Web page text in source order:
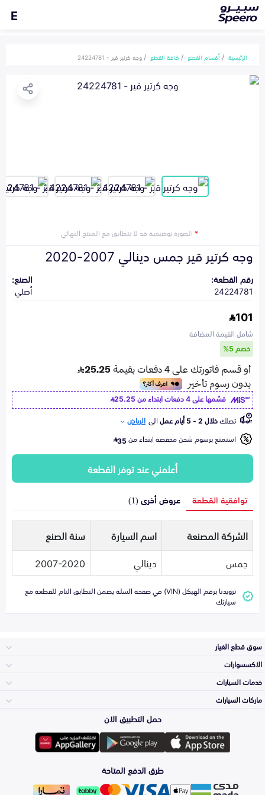
E
الرئيسية أقسام القطع كافة القطع وجه كرتير قير - 24224781
*الصورة توضيحية قد لا تتطابق مع المنتج النهائي
وجه كرتير قير جمس دينالي 2007-2020
رقم القطعة:
24224781
الصنع:
أصلي
101
شامل القيمة المضافة
خصم 5%
قسّمها على 4 دفعات ابتداء من
25.25
تصلكخلال 2 - 5 أيام عمل الى الرياض
استمتع برسوم شحن مخفضة ابتداء من35
أعلمني عند توفر القطعة
توافقية القطعة عروض أخرى (1)
الشركة المصنعة اسم السيارة
سنة الصنع
جمس
دينالي 2007-2020
تزويدنا برقم الهيكل (VIN) في صفحة السلة يضمن التطابق التام للقطعة مع
سيارتك
سوق قطع الغيار
المكائن، القيرات
وملحقاتها
الشمعات
والاصطبات (الاضاءة)
الاكسسوارات
لوازم الرحلات
خدمات السيارات
الأكثر مبيعاً
ماركات السيارات
تويوتا
هيونداي
حمل التطبيق الان
طرق الدفع المتاحة